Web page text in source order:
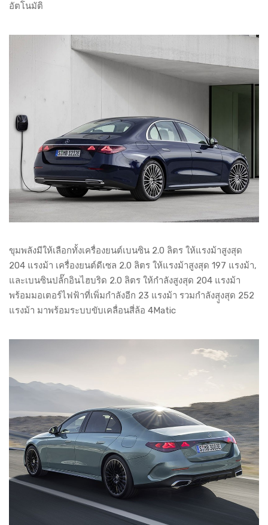
อัตโนมัติ
ขุมพลังมีให้เลือกทั้งเครื่องยนต์เบนซิน 2.0 ลิตร ให้แรงม้าสูงสุด
204 แรงม้า เครื่องยนต์ดีเซล 2.0 ลิตร ให้แรงม้าสูงสุด 197 แรงม้า,
และเบนซินปลั๊กอินไฮบริด 2.0 ลิตร ให้กำลังสูงสุด 204 แรงม้า
พร้อมมอเตอร์ไฟฟ้าที่เพิ่มกำลังอีก 23 แรงม้า รวมกำลังสุูงสุด 252
แรงม้า มาพร้อมระบบขับเคลื่อนสี่ล้อ 4Matic